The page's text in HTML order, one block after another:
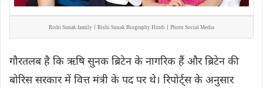
Rishi Sunak family | Rishi Sunak Biography Hindi | Photo Social Media
गौरतलब है कि ऋषि सुनक ब्रिटेन के नागरिक हैं और ब्रिटेन की
बोरिस सरकार में वित्त मंत्री के पद पर थे। रिपोर्ट्स के अनुसार